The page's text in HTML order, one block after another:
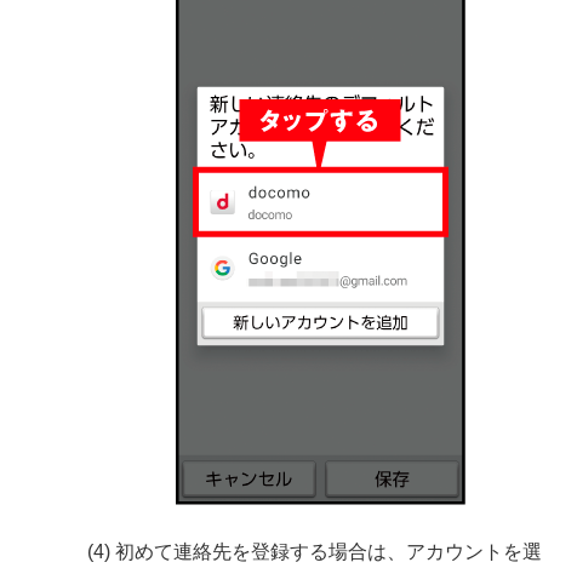
(4) 初めて連絡先を登録する場合は、アカウントを選